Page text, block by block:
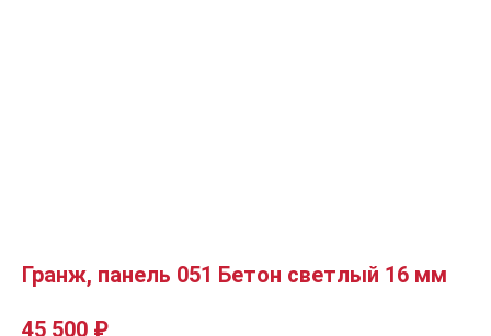
Гранж, панель 051 Бетон светлый 16 мм
45 500 ₽